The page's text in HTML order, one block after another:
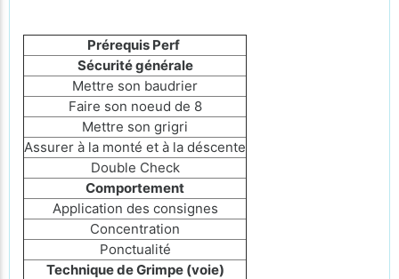
Prérequis Perf
Sécurité générale
Mettre son baudrier
Faire son noeud de 8
Mettre son grigri
Assurer à la monté et à la déscente
Double Check
Comportement
Application des consignes
Concentration
Ponctualité
Technique de Grimpe (voie)